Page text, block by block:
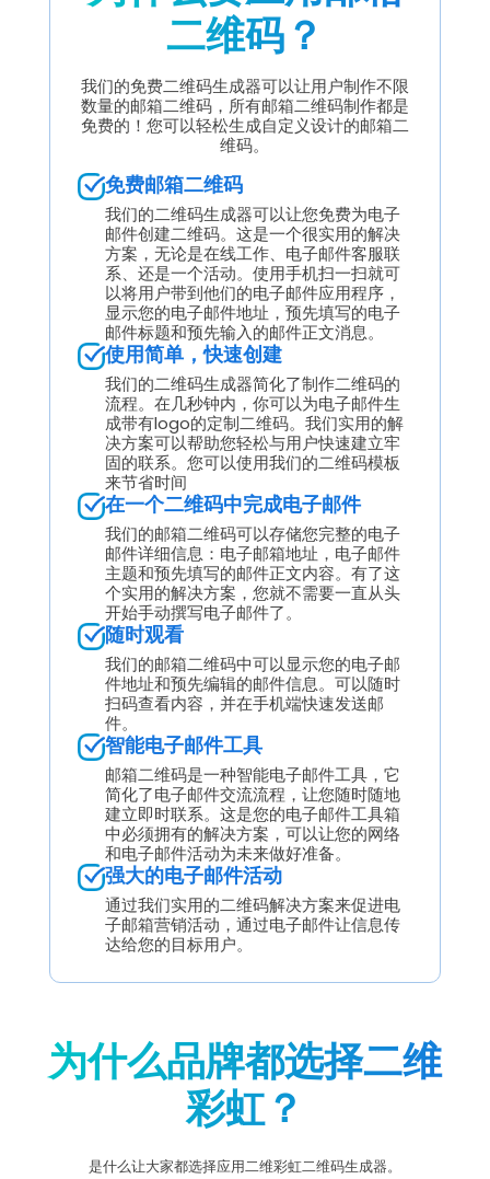
二维码？
我们的免费二维码生成器可以让用户制作不限
数量的邮箱二维码，所有邮箱二维码制作都是
免费的！您可以轻松生成自定义设计的邮箱二
维码。
免费邮箱二维码
我们的二维码生成器可以让您免费为电子
邮件创建二维码。这是一个很实用的解决
方案，无论是在线工作、电子邮件客服联
系、还是一个活动。使用手机扫一扫就可
以将用户带到他们的电子邮件应用程序，
显示您的电子邮件地址，预先填写的电子
邮件标题和预先输入的邮件正文消息。
使用简单，快速创建
我们的二维码生成器简化了制作二维码的
流程。在几秒钟内，你可以为电子邮件生
成带有logo的定制二维码。我们实用的解
决方案可以帮助您轻松与用户快速建立牢
固的联系。您可以使用我们的二维码模板
来节省时间
在一个二维码中完成电子邮件
我们的邮箱二维码可以存储您完整的电子
邮件详细信息：电子邮箱地址，电子邮件
主题和预先填写的邮件正文内容。有了这
个实用的解决方案，您就不需要一直从头
开始手动撰写电子邮件了。
随时观看
我们的邮箱二维码中可以显示您的电子邮
件地址和预先编辑的邮件信息。可以随时
扫码查看内容，并在手机端快速发送邮
件。
智能电子邮件工具
邮箱二维码是一种智能电子邮件工具，它
简化了电子邮件交流流程，让您随时随地
建立即时联系。这是您的电子邮件工具箱
中必须拥有的解决方案，可以让您的网络
和电子邮件活动为未来做好准备。
强大的电子邮件活动
通过我们实用的二维码解决方案来促进电
子邮箱营销活动，通过电子邮件让信息传
达给您的目标用户。
为什么品牌都选择二维
彩虹？
是什么让大家都选择应用二维彩虹二维码生成器。